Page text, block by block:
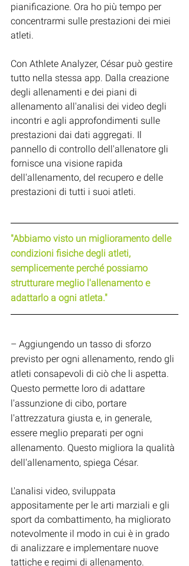
pianificazione. Ora ho più tempo per
concentrarmi sulle prestazioni dei miei
atleti.
Con Athlete Analyzer, César può gestire
tutto nella stessa app. Dalla creazione
degli allenamenti e dei piani di
allenamento all'analisi dei video degli
incontri e agli approfondimenti sulle
prestazioni dai dati aggregati. Il
pannello di controllo dell'allenatore gli
fornisce una visione rapida
dell'allenamento, del recupero e delle
prestazioni di tutti i suoi atleti.
"Abbiamo visto un miglioramento delle
condizioni fisiche degli atleti,
semplicemente perché possiamo
strutturare meglio l'allenamento e
adattarlo a ogni atleta."
– Aggiungendo un tasso di sforzo
previsto per ogni allenamento, rendo gli
atleti consapevoli di ciò che li aspetta.
Questo permette loro di adattare
l'assunzione di cibo, portare
l'attrezzatura giusta e, in generale,
essere meglio preparati per ogni
allenamento. Questo migliora la qualità
dell'allenamento, spiega César.
L'analisi video, sviluppata
appositamente per le arti marziali e gli
sport da combattimento, ha migliorato
notevolmente il modo in cui è in grado
di analizzare e implementare nuove
tattiche e regimi di allenamento.